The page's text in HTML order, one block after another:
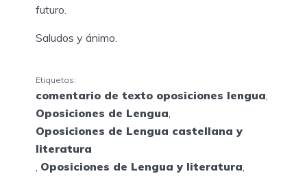
futuro.
Saludos y ánimo.
Etiquetas:
comentario de texto oposiciones lengua
Oposiciones de Lengua
Oposiciones de Lengua castellana y
literatura
Oposiciones de Lengua y literatura